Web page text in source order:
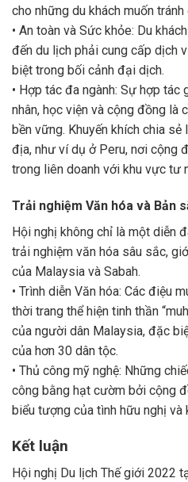
cho những du khách muốn
• An toàn và Sức khỏe: Du
đến du lịch phải cung cấp dịch
biệt trong bối cảnh đại dịch.
• Hợp tác đa ngành: Sự hợp
nhân, học viện và cộng đồng là
bền vững. Khuyến khích chia
địa, như ví dụ ở Peru, nơi cộng
trong liên doanh với khu vực tư
Trải nghiệm Văn hóa và Bản
Hội nghị không chỉ là một diễn
trải nghiệm văn hóa sâu sắc,
của Malaysia và Sabah.
• Trình diễn Văn hóa: Các điệu
thời trang thể hiện tinh thần
của người dân Malaysia, đặc
của hơn 30 dân tộc.
• Thủ công mỹ nghệ: Những
công bằng hạt cườm bởi cộng
biểu tượng của tình hữu nghị và
Kết luận
Hội nghị Du lịch Thế giới 2022